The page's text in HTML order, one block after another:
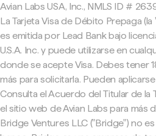
Avian Labs USA, Inc., NMLS ID #
La Tarjeta Visa de Débito Prepaga (la
es emitida por Lead Bank bajo
U.S.A. Inc. y puede utilizarse en
donde se acepte Visa. Debes tener
más para solicitarla. Pueden
Consulta el Acuerdo del Titular de la
el sitio web de Avian Labs para más
Bridge Ventures LLC ("Bridge") no